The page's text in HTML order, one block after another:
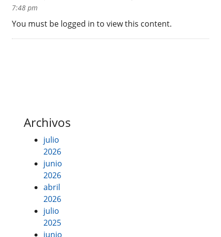
7:48 pm
You must be logged in to view this content.
Archivos
julio
2026
junio
2026
abril
2026
julio
2025
junio